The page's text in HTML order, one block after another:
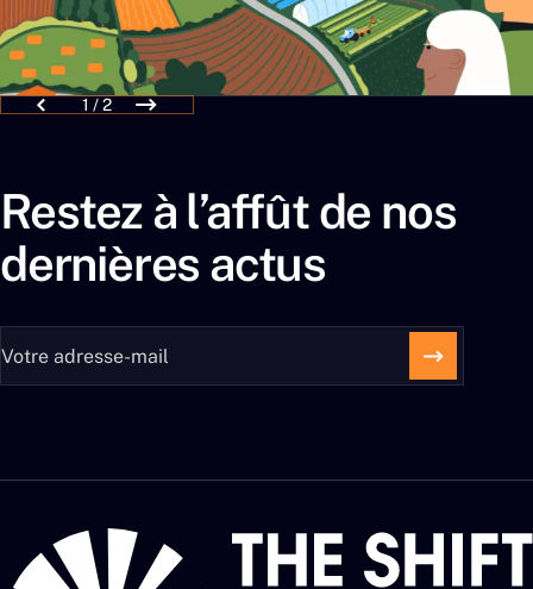
1 / 2
Restez à l’affût de nos
dernières actus